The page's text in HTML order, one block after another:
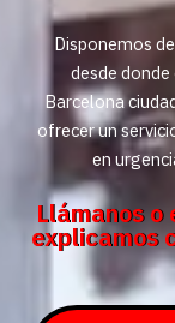
Disponemos de
desde
Barcelona
ofrecer un
en
Llámanos o
explicamos